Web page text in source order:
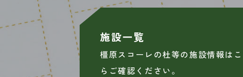
施設一覧
橿原スコーレの杜等の施設情報は
らご確認ください。